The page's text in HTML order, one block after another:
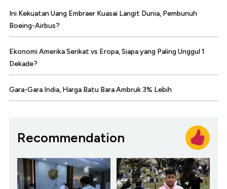
Ini Kekuatan Uang Embraer Kuasai Langit Dunia, Pembunuh
Boeing-Airbus?
Ekonomi Amerika Serikat vs Eropa, Siapa yang Paling Unggul 1
Dekade?
Gara-Gara India, Harga Batu Bara Ambruk 3% Lebih
Recommendation